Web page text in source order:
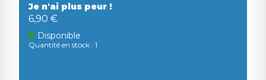
Je n'ai plus peur !
6,90 €
Disponible
Quantité en stock : 1